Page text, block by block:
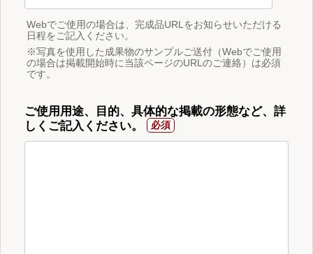
Webでご使用の場合は、完成品URLをお知らせいただける
日程をご記入ください。
※写真を使用した成果物のサンプルご送付（Webでご使用
の場合は掲載開始時に当該ページのURLのご連絡）は必須
です。
ご使用用途、目的、具体的な掲載の形態など、詳
しくご記入ください。